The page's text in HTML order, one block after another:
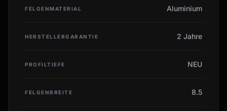
FELGENMATERIAL Aluminium
HERSTELLERGARANTIE 2 Jahre
PROFILTIEFE NEU
FELGENBREITE 8.5